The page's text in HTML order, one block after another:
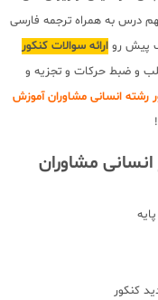
درس به همراه ترجمه فارسی
پیش رو ارائه سوالات کنکور
و ضبط حرکات و تجزیه و
رشته انسانی مشاوران آموزش
مشاوران